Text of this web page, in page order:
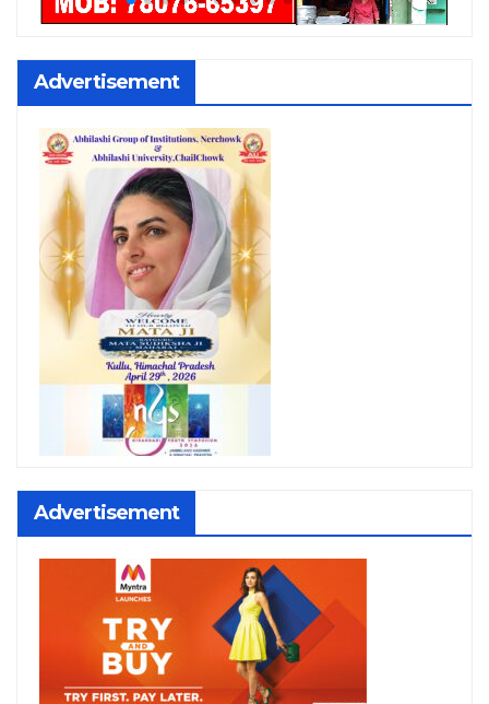
Advertisement
Advertisement